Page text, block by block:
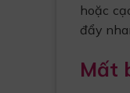
hoặc
đẩy
Mất